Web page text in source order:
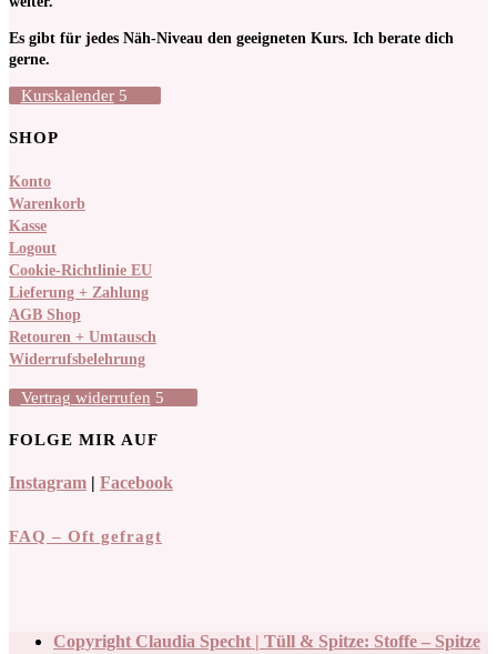
Es gibt für jedes Näh-Niveau den geeigneten Kurs. Ich berate dich
gerne.
Kurskalender
SHOP
Konto
Warenkorb
Kasse
Logout
Cookie-Richtlinie EU
Lieferung + Zahlung
AGB Shop
Retouren + Umtausch
Widerrufsbelehrung
Vertrag widerrufen
FOLGE MIR AUF
Instagram | Facebook
FAQ – Oft gefragt
Copyright Claudia Specht | Tüll & Spitze: Stoffe – Spitze